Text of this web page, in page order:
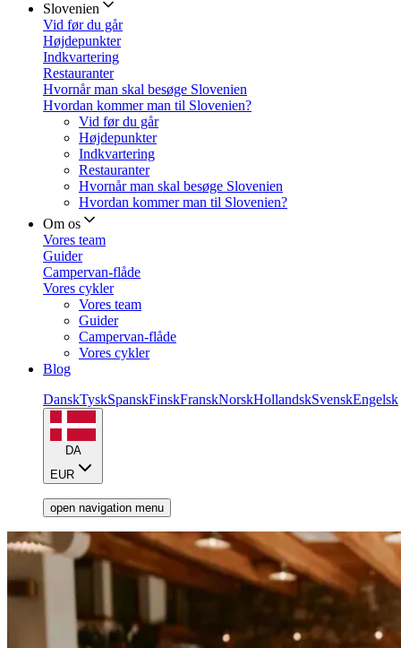
Slovenien
Vid før du går
Højdepunkter
Indkvartering
Restauranter
Hvornår man skal besøge Slovenien
Hvordan kommer man til Slovenien?
Vid før du går
Højdepunkter
Indkvartering
Restauranter
Hvornår man skal besøge Slovenien
Hvordan kommer man til Slovenien?
Om os
Vores team
Guider
Campervan-flåde
Vores cykler
Vores team
Guider
Campervan-flåde
Vores cykler
Blog
DanskTyskSpanskFinskFranskNorskHollandskSvenskEngelsk
DA
EUR
open navigation menu